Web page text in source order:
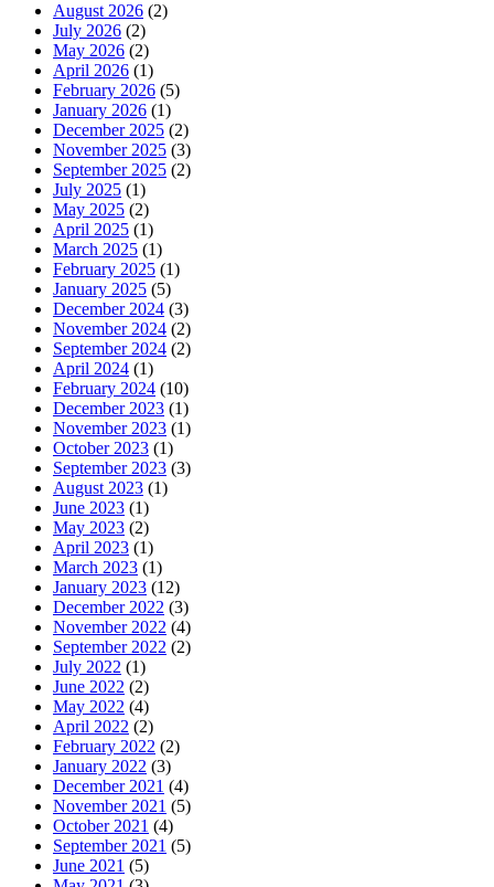
August 2026 (2)
July 2026 (2)
May 2026 (2)
April 2026 (1)
February 2026 (5)
January 2026 (1)
December 2025 (2)
November 2025 (3)
September 2025 (2)
July 2025 (1)
May 2025 (2)
April 2025 (1)
March 2025 (1)
February 2025 (1)
January 2025 (5)
December 2024 (3)
November 2024 (2)
September 2024 (2)
April 2024 (1)
February 2024 (10)
December 2023 (1)
November 2023 (1)
October 2023 (1)
September 2023 (3)
August 2023 (1)
June 2023 (1)
May 2023 (2)
April 2023 (1)
March 2023 (1)
January 2023 (12)
December 2022 (3)
November 2022 (4)
September 2022 (2)
July 2022 (1)
June 2022 (2)
May 2022 (4)
April 2022 (2)
February 2022 (2)
January 2022 (3)
December 2021 (4)
November 2021 (5)
October 2021 (4)
September 2021 (5)
June 2021 (5)